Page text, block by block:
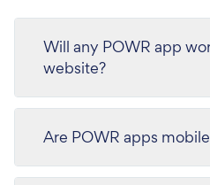
Will any POWR app
website?
Are POWR apps